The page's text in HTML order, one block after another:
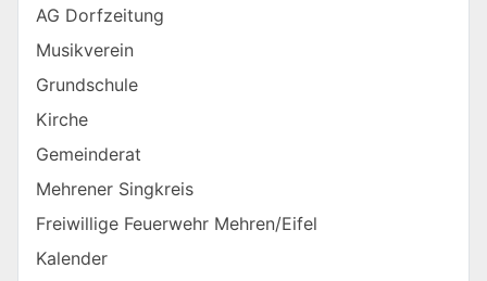
AG Dorfzeitung
Musikverein
Grundschule
Kirche
Gemeinderat
Mehrener Singkreis
Freiwillige Feuerwehr Mehren/Eifel
Kalender